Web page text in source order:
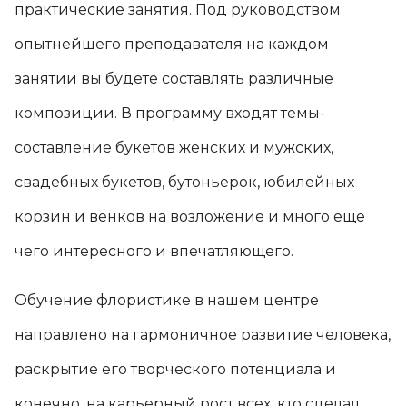
практические занятия. Под руководством
опытнейшего преподавателя на каждом
занятии вы будете составлять различные
композиции. В программу входят темы-
составление букетов женских и мужских,
свадебных букетов, бутоньерок, юбилейных
корзин и венков на возложение и много еще
чего интересного и впечатляющего.
Обучение флористике в нашем центре
направлено на гармоничное развитие человека,
раскрытие его творческого потенциала и